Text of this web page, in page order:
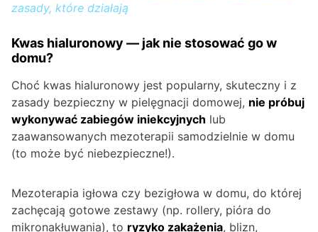
zasady, które działają
Kwas hialuronowy — jak nie stosować go w
domu?
Choć kwas hialuronowy jest popularny, skuteczny i z
zasady bezpieczny w pielęgnacji domowej, nie próbuj
wykonywać zabiegów iniekcyjnych lub
zaawansowanych mezoterapii samodzielnie w domu
(to może być niebezpieczne!).
Mezoterapia igłowa czy bezigłowa w domu, do której
zachęcają gotowe zestawy (np. rollery, pióra do
mikronakłuwania), to ryzyko zakażenia, blizn,